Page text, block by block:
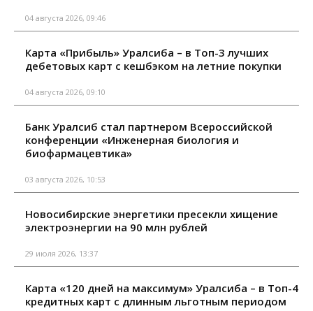
04 августа 2026, 09:46
Карта «Прибыль» Уралсиба – в Топ-3 лучших
дебетовых карт с кешбэком на летние покупки
04 августа 2026, 09:10
Банк Уралсиб стал партнером Всероссийской
конференции «Инженерная биология и
биофармацевтика»
03 августа 2026, 10:53
Новосибирские энергетики пресекли хищение
электроэнергии на 90 млн рублей
29 июля 2026, 13:37
Карта «120 дней на максимум» Уралсиба – в Топ-4
кредитных карт с длинным льготным периодом